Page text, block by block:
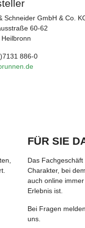
Schneider GmbH & Co.
60-62
886-0
FÜR SIE
Das
Charakter, bei
auch online
Erlebnis ist.
Bei Fragen
uns.